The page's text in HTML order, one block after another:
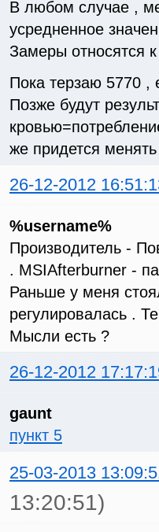
В любом случае ,
усредненное
Замеры относятся
Пока терзаю 5770 ,
Позже будут
же придется
26-12-2012
%username%
Производитель -
. MSIAfterburner -
Раньше у меня
регулировалась .
Мысли есть ?
26-12-2012
gaunt
пункт 5
25-03-2013
13:20:51)